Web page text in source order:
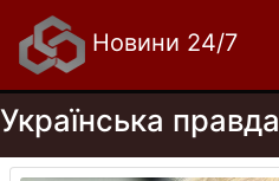
Новини 24/7
Українська правда